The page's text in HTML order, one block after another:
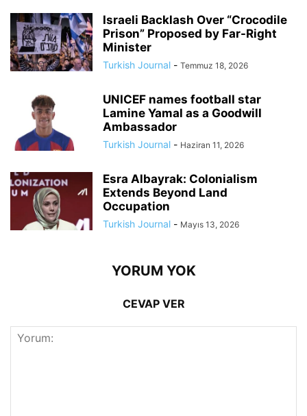
Israeli Backlash Over “Crocodile
Prison” Proposed by Far-Right
Minister
Turkish Journal - Temmuz 18, 2026
UNICEF names football star
Lamine Yamal as a Goodwill
Ambassador
Turkish Journal - Haziran 11, 2026
Esra Albayrak: Colonialism
Extends Beyond Land
Occupation
Turkish Journal - Mayıs 13, 2026
YORUM YOK
CEVAP VER